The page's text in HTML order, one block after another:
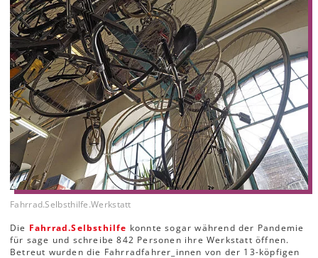
Fahrrad.Selbsthilfe.Werkstatt
Die Fahrrad.Selbsthilfe konnte sogar während der Pandemie
für sage und schreibe 842 Personen ihre Werkstatt öffnen.
Betreut wurden die Fahrradfahrer_innen von der 13-köpfigen